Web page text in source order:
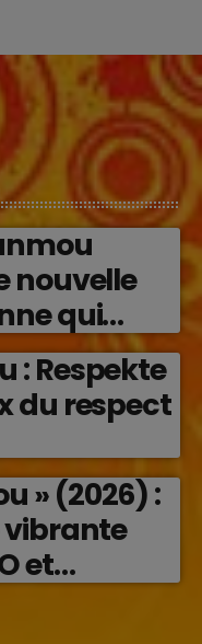
nouvelle
qui
émotions
: Respekte
du respect
» (2026) :
et